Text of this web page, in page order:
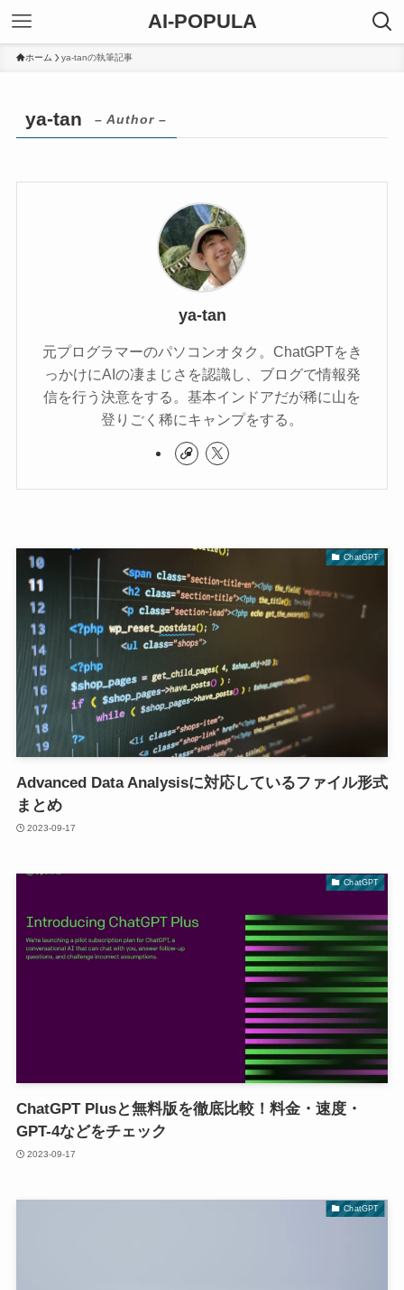
AI-POPULA
ホーム ya-tanの執筆記事
ya-tan – Author –
ya-tan
元プログラマーのパソコンオタク。ChatGPTをき
っかけにAIの凄まじさを認識し、ブログで情報発
信を行う決意をする。基本インドアだが稀に山を
登りごく稀にキャンプをする。
ChatGPT
Advanced Data Analysisに対応しているファイル形式
まとめ
2023-09-17
ChatGPT
ChatGPT Plusと無料版を徹底比較！料金・速度・
GPT-4などをチェック
2023-09-17
ChatGPT